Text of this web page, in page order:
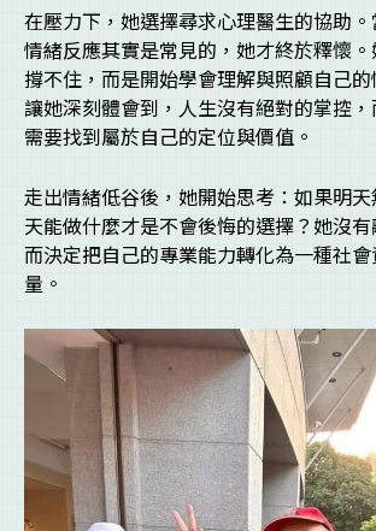
在壓力下，她選擇尋求心理醫生的協助
情緒反應其實是常見的，她才終於釋懷
撐不住，而是開始學會理解與照顧自己
讓她深刻體會到，人生沒有絕對的掌控
需要找到屬於自己的定位與價值。
走出情緒低谷後，她開始思考：如果明
天能做什麼才是不會後悔的選擇？她沒
而決定把自己的專業能力轉化為一種社
量。